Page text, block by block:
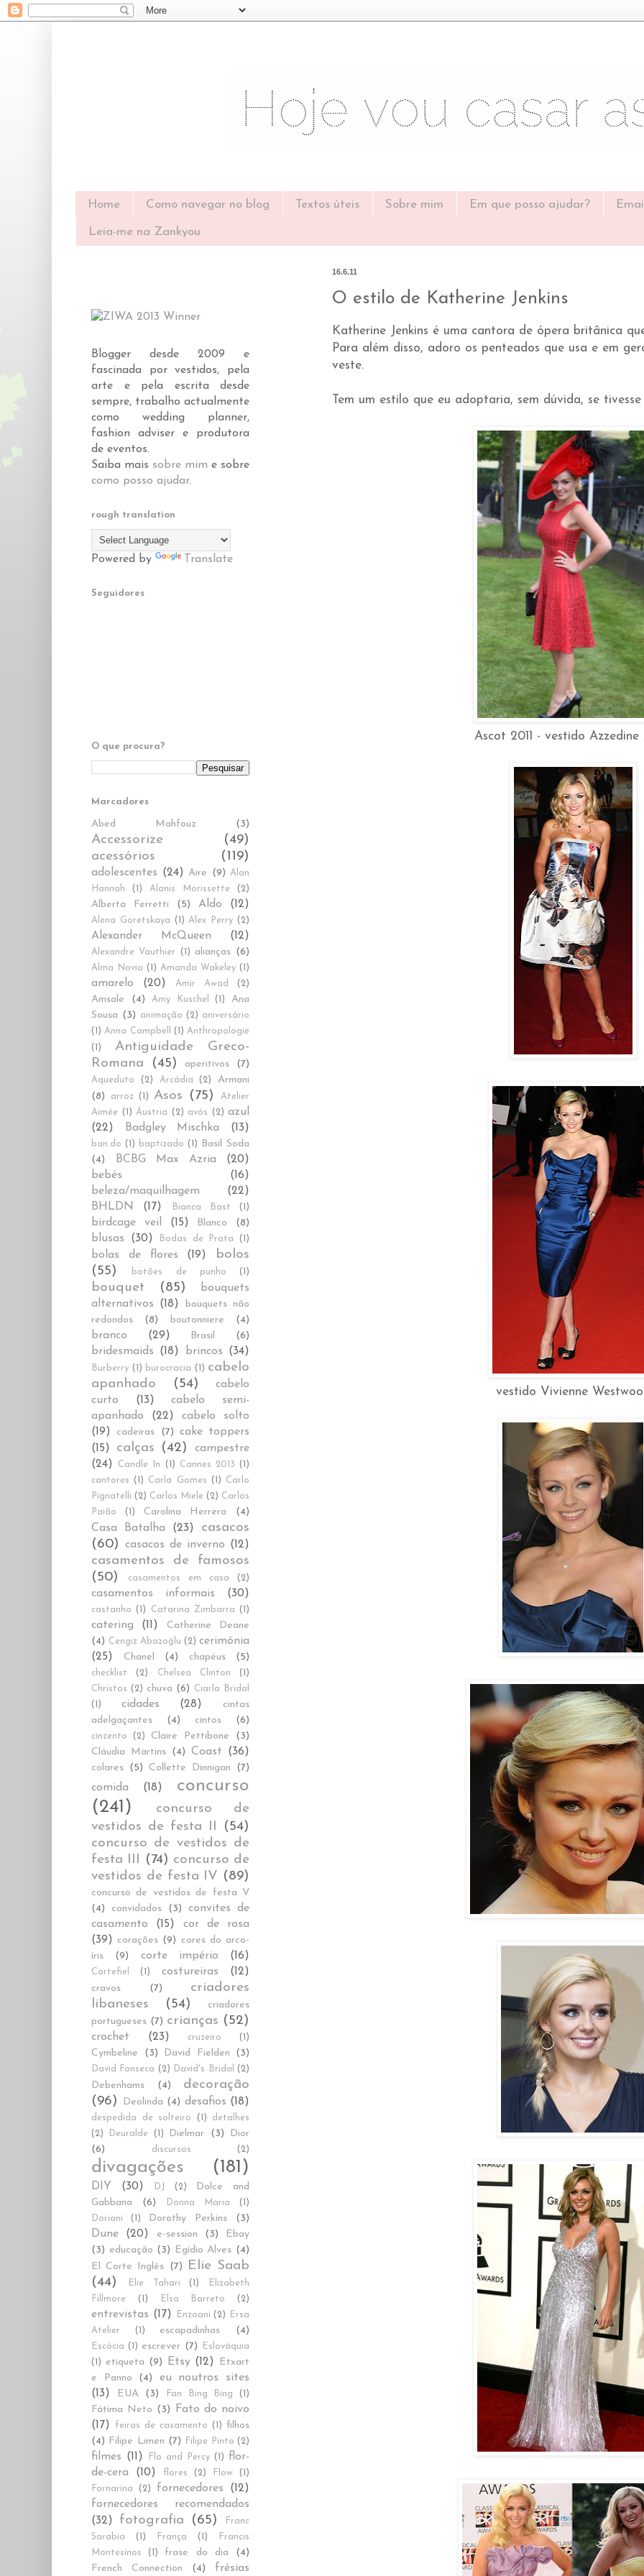
Home Como navegar no blog Textos úteis Sobre mim Em que posso ajudar?
Leia-me na Zankyou
16.6.11
O estilo de Katherine Jenkins
Katherine Jenkins é uma cantora de ópera britânica
Para além disso, adoro os penteados que usa e em
veste.
Tem um estilo que eu adoptaria, sem dúvida, se
Ascot 2011 - vestido Azzedine
vestido Vivienne
Blogger desde 2009 e
fascinada por vestidos, pela
arte e pela escrita desde
sempre, trabalho actualmente
como wedding planner,
fashion adviser e produtora
de eventos.
Saiba mais sobre mim e sobre
como posso ajudar.
rough translation
Powered by Translate
Seguidores
O que procura?
Marcadores
Abed Mahfouz (3)
Accessorize
(49)
acessórios
(119)
adolescentes (24) Aire (9) Alan
Hannah
(1) Alanis Morissette (2)
Alberta Ferretti (5) Aldo (12)
Alena Goretskaya (1) Alex Perry (2)
Alexander McQueen (12)
Alexandre Vauthier (1) alianças (6)
Alma Novia (1) Amanda Wakeley (1)
amarelo (20) Amir Awad (2)
Amsale (4) Amy Kuschel (1)
Ana
Sousa (3) animação (2) aniversário
(1) Anna Campbell (1) Anthropologie
(1)
Antiguidade Greco-
Romana
(45) aperitivos (7)
Aqueduto (2) Arcádia (2)
Armani
(8)
arroz (1) Asos (75)
Atelier
Aimée
(1) Áustria (2) avós (2) azul
(22)
Badgley Mischka (13)
ban.do (1) baptizado (1)
Basil Soda
(4)
BCBG Max Azria
(20)
bebés
(16)
beleza/maquilhagem
(22)
BHLDN
(17) Bianca Bast (1)
birdcage veil (15) Blanco (8)
blusas (30) Bodas de Prata (1)
bolas de flores (19)
bolos
(55)
botões de punho (1)
bouquet (85)
bouquets
alternativos
(18)
bouquets não
redondos
(8) boutonniere (4)
branco (29) Brasil (6)
bridesmaids (18) brincos (34)
Burberry (1) burocracia (1) cabelo
apanhado
(54)
cabelo
curto
(13)
cabelo semi-
apanhado
(22)
cabelo solto
(19)
cadeiras (7) cake toppers
(15)
calças (42)
campestre
(24)
Candle In (1) Cannes 2013
(1)
cantores
(1) Carla Gomes (1)
Carlo
Pignatelli (2) Carlos Miele (2) Carlos
Paião
(1) Carolina Herrera (4)
Casa Batalha (23)
casacos
(60)
casacos de inverno (12)
casamentos de famosos
(50)
casamentos em casa (2)
casamentos informais (30)
castanho (1) Catarina Zimbarra (1)
catering (11)
Catherine Deane
(4) Cengiz Abazoğlu (2) cerimónia
(25)
Chanel (4) chapéus (5)
checklist (2) Chelsea Clinton
(1)
Christos (2) chuva (6)
Ciarla Bridal
(1)
cidades (28)
cintas
adelgaçantes
(4) cintos (6)
cinzento (2) Claire Pettibone
(3)
Cláudia Martins (4) Coast (36)
colares (5) Collette Dinnigan (7)
comida (18)
concurso
(241)
concurso de
vestidos de festa II
(54)
concurso de vestidos de
festa III
(74) concurso de
vestidos de festa IV (89)
concurso de vestidos de festa V
(4)
convidados (3)
convites de
casamento
(15)
cor de rosa
(39) corações (9) cores do arco-
íris
(9) corte império (16)
Cortefiel (1) costureiras (12)
cravos (7)
criadores
libaneses
(54)
criadores
portugueses (7) crianças (52)
crochet (23) cruzeiro (1)
Cymbeline (3) David Fielden (3)
David Fonseca (2) David's Bridal (2)
Debenhams (4)
decoração
(96)
Deolinda (4) desafios (18)
despedida de solteiro (1)
detalhes
(2)
Deuralde (1) Dielmar (3)
Dior
(6)
discursos (2)
divagações (181)
DIY (30) DJ (2)
Dolce and
Gabbana
(6) Donna Maria
(1)
Doriani
(1) Dorothy Perkins (3)
Dune (20) e-session (3)
Ebay
(3) educação (3) Egídio Alves (4)
El Corte Inglés (7)
Elie Saab
(44)
Elie Tahari (1)
Elizabeth
Fillmore
(1) Elsa Barreto (2)
entrevistas (17) Enzoani (2)
Ersa
Atelier
(1) escapadinhas (4)
Escócia (1) escrever (7)
Eslováquia
(1)
etiqueta (9) Etsy (12)
Etxart
e Panno
(4)
eu noutros sites
(13)
EUA (3) Fan Bing Bing (1)
Fátima Neto (3)
Fato do noivo
(17)
feiras de casamento (1)
filhos
(4) Filipe Limen (7) Filipe Pinto (2)
filmes (11) Flo and Percy (1)
flor-
de-cera
(10) flores (2) Flow
(1)
Fornarina
(2) fornecedores
(12)
fornecedores recomendados
(32)
fotografia (65)
Franc
Sarabia
(1) França (1)
Francis
Montesinos
(1) frase do dia
(4)
French Connection
(4) frésias